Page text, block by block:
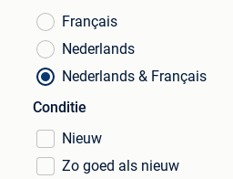
Français
Nederlands
Nederlands & Français
Conditie
Nieuw
Zo goed als nieuw